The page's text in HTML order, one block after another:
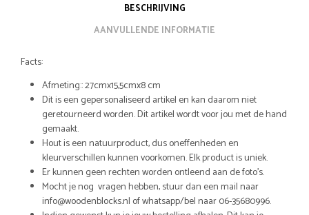
BESCHRIJVING
AANVULLENDE INFORMATIE
Facts:
Afmeting:: 27cmx15,5cmx8 cm
Dit is een gepersonaliseerd artikel en kan daarom niet
geretourneerd worden. Dit artikel wordt voor jou met de hand
gemaakt.
Hout is een natuurproduct, dus oneffenheden en
kleurverschillen kunnen voorkomen. Elk product is uniek.
Er kunnen geen rechten worden ontleend aan de foto’s.
Mocht je nog vragen hebben, stuur dan een mail naar
info@woodenblocks.nl of whatsapp/bel naar 06-35680996.